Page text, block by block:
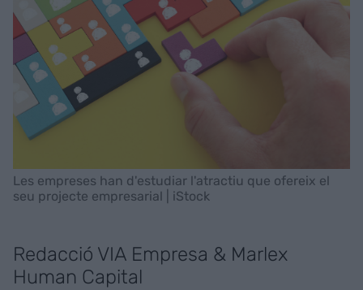
Les empreses han d'estudiar l'atractiu que ofereix el
seu projecte empresarial | iStock
Redacció VIA Empresa & Marlex
Human Capital